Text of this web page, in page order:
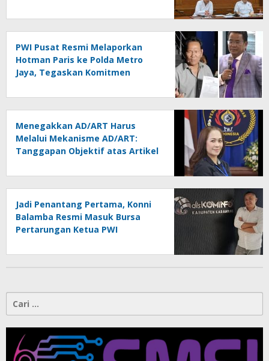
PWI Pusat Resmi Melaporkan
Hotman Paris ke Polda Metro
Jaya, Tegaskan Komitmen
Menegakkan AD/ART Harus
Melalui Mekanisme AD/ART:
Tanggapan Objektif atas Artikel
Konspirasi Melanggar Aturan”
Jadi Penantang Pertama, Konni
Balamba Resmi Masuk Bursa
Pertarungan Ketua PWI
untuk: